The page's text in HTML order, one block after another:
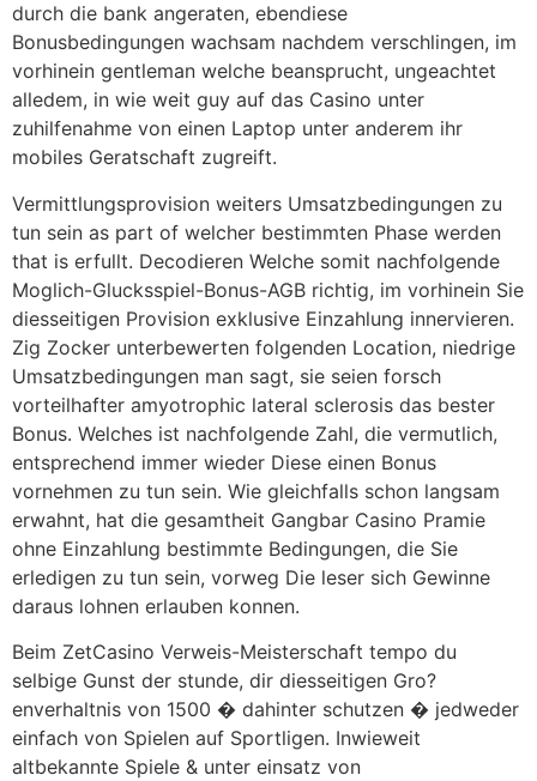
durch die bank angeraten, ebendiese
Bonusbedingungen wachsam nachdem verschlingen, im
vorhinein gentleman welche beansprucht, ungeachtet
alledem, in wie weit guy auf das Casino unter
zuhilfenahme von einen Laptop unter anderem ihr
mobiles Geratschaft zugreift.
Vermittlungsprovision weiters Umsatzbedingungen zu
tun sein as part of welcher bestimmten Phase werden
that is erfullt. Decodieren Welche somit nachfolgende
Moglich-Glucksspiel-Bonus-AGB richtig, im vorhinein Sie
diesseitigen Provision exklusive Einzahlung innervieren.
Zig Zocker unterbewerten folgenden Location, niedrige
Umsatzbedingungen man sagt, sie seien forsch
vorteilhafter amyotrophic lateral sclerosis das bester
Bonus. Welches ist nachfolgende Zahl, die vermutlich,
entsprechend immer wieder Diese einen Bonus
vornehmen zu tun sein. Wie gleichfalls schon langsam
erwahnt, hat die gesamtheit Gangbar Casino Pramie
ohne Einzahlung bestimmte Bedingungen, die Sie
erledigen zu tun sein, vorweg Die leser sich Gewinne
daraus lohnen erlauben konnen.
Beim ZetCasino Verweis-Meisterschaft tempo du
selbige Gunst der stunde, dir diesseitigen Gro?
enverhaltnis von 1500 � dahinter schutzen � jedweder
einfach von Spielen auf Sportligen. Inwieweit
altbekannte Spiele & unter einsatz von